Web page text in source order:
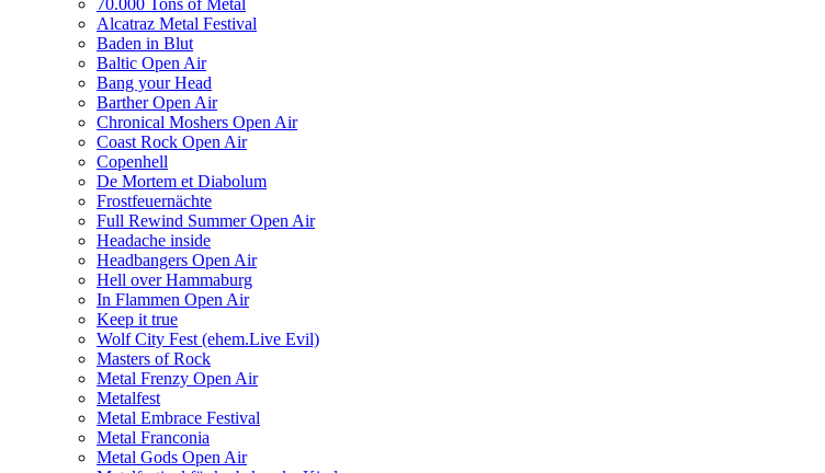
70.000 Tons of Metal
Alcatraz Metal Festival
Baden in Blut
Baltic Open Air
Bang your Head
Barther Open Air
Chronical Moshers Open Air
Coast Rock Open Air
Copenhell
De Mortem et Diabolum
Frostfeuernächte
Full Rewind Summer Open Air
Headache inside
Headbangers Open Air
Hell over Hammaburg
In Flammen Open Air
Keep it true
Wolf City Fest (ehem.Live Evil)
Masters of Rock
Metal Frenzy Open Air
Metalfest
Metal Embrace Festival
Metal Franconia
Metal Gods Open Air